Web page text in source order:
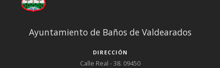
Ayuntamiento de Baños de Valdearados
DIRECCIÓN
Calle Real - 38. 09450